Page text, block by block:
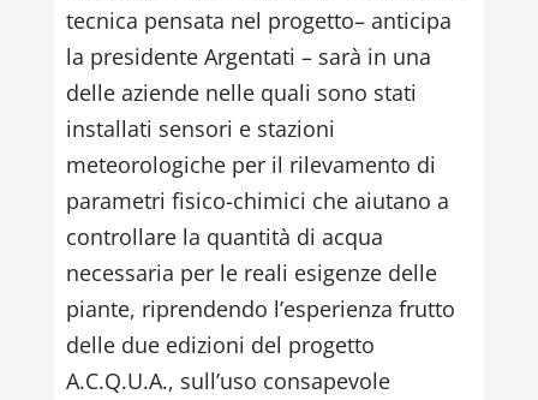
tecnica pensata nel progetto– anticipa
la presidente Argentati – sarà in una
delle aziende nelle quali sono stati
installati sensori e stazioni
meteorologiche per il rilevamento di
parametri fisico-chimici che aiutano a
controllare la quantità di acqua
necessaria per le reali esigenze delle
piante, riprendendo l’esperienza frutto
delle due edizioni del progetto
A.C.Q.U.A., sull’uso consapevole